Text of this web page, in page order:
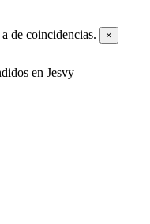
a de coincidencias. ×